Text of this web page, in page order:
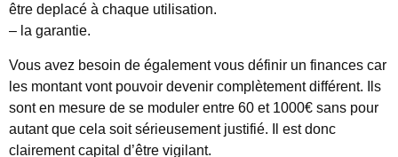
être deplacé à chaque utilisation.
– la garantie.
Vous avez besoin de également vous définir un finances car
les montant vont pouvoir devenir complètement différent. Ils
sont en mesure de se moduler entre 60 et 1000€ sans pour
autant que cela soit sérieusement justifié. Il est donc
clairement capital d’être vigilant.